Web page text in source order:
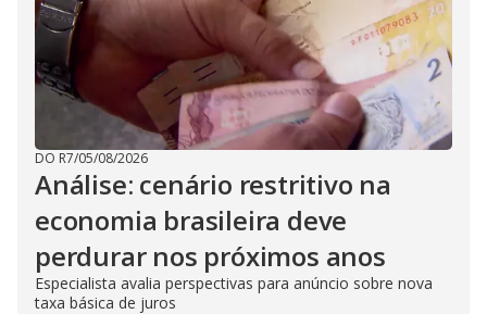
DO R7/05/08/2026
Análise: cenário restritivo na
economia brasileira deve
perdurar nos próximos anos
Especialista avalia perspectivas para anúncio sobre nova
taxa básica de juros